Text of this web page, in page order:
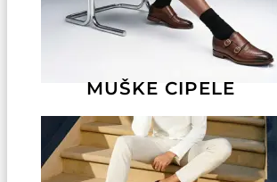
MUŠKE CIPELE